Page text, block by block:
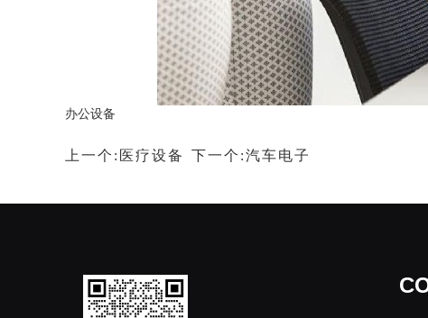
办公设备
上一个:医疗设备 下一个:汽车电子